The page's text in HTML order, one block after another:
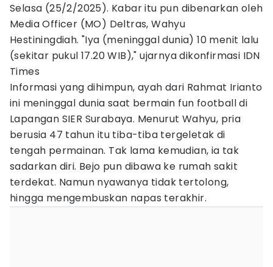
Selasa (25/2/2025). Kabar itu pun dibenarkan oleh
Media Officer (MO) Deltras, Wahyu
Hestiningdiah. "Iya (meninggal dunia) 10 menit lalu
(sekitar pukul 17.20 WIB)," ujarnya dikonfirmasi IDN
Times
Informasi yang dihimpun, ayah dari Rahmat Irianto
ini meninggal dunia saat bermain fun football di
Lapangan SIER Surabaya. Menurut Wahyu, pria
berusia 47 tahun itu tiba-tiba tergeletak di
tengah permainan. Tak lama kemudian, ia tak
sadarkan diri. Bejo pun dibawa ke rumah sakit
terdekat. Namun nyawanya tidak tertolong,
hingga mengembuskan napas terakhir.